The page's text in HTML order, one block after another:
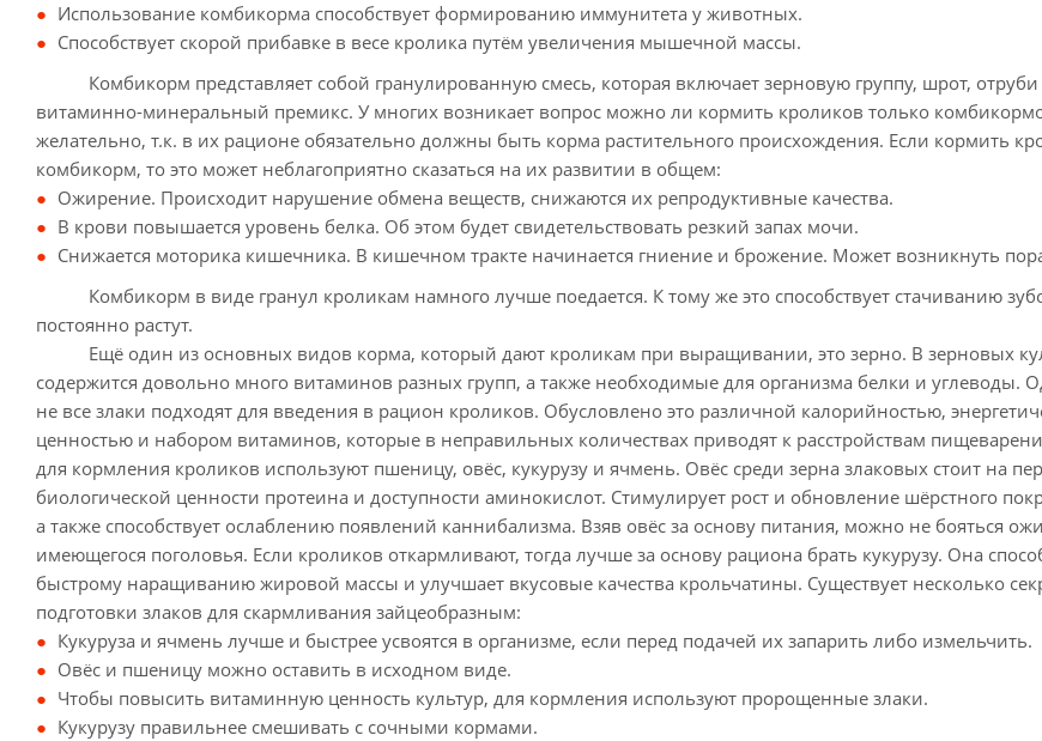
Использование комбикорма способствует формированию иммунитета у животных.
Способствует скорой прибавке в весе кролика путём увеличения мышечной массы.
Комбикорм представляет собой гранулированную смесь, которая включает зерновую группу, шрот,
витаминно-минеральный премикс. У многих возникает вопрос можно ли кормить кроликов только
желательно, т.к. в их рационе обязательно должны быть корма растительного происхождения. Если кормить
комбикорм, то это может неблагоприятно сказаться на их развитии в общем:
Ожирение. Происходит нарушение обмена веществ, снижаются их репродуктивные качества.
В крови повышается уровень белка. Об этом будет свидетельствовать резкий запах мочи.
Снижается моторика кишечника. В кишечном тракте начинается гниение и брожение. Может возникнуть
Комбикорм в виде гранул кроликам намного лучше поедается. К тому же это способствует стачиванию
постоянно растут.
Ещё один из основных видов корма, который дают кроликам при выращивании, это зерно. В зерновых
содержится довольно много витаминов разных групп, а также необходимые для организма белки и углеводы.
не все злаки подходят для введения в рацион кроликов. Обусловлено это различной калорийностью,
ценностью и набором витаминов, которые в неправильных количествах приводят к расстройствам
для кормления кроликов используют пшеницу, овёс, кукурузу и ячмень. Овёс среди зерна злаковых стоит на
биологической ценности протеина и доступности аминокислот. Стимулирует рост и обновление шёрстного
а также способствует ослаблению появлений каннибализма. Взяв овёс за основу питания, можно не бояться
имеющегося поголовья. Если кроликов откармливают, тогда лучше за основу рациона брать кукурузу. Она
быстрому наращиванию жировой массы и улучшает вкусовые качества крольчатины. Существует несколько
подготовки злаков для скармливания зайцеобразным:
Кукуруза и ячмень лучше и быстрее усвоятся в организме, если перед подачей их запарить либо измельчить.
Овёс и пшеницу можно оставить в исходном виде.
Чтобы повысить витаминную ценность культур, для кормления используют пророщенные злаки.
Кукурузу правильнее смешивать с сочными кормами.